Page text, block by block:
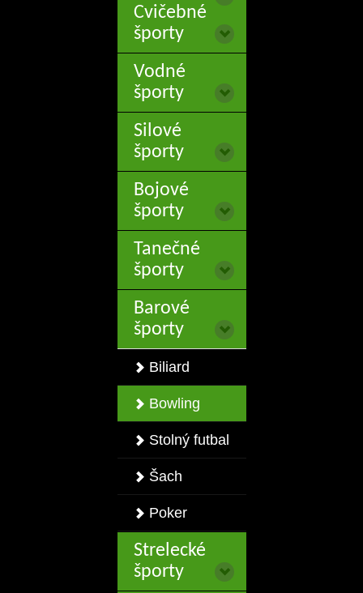
Cvičebné
športy
Vodné
športy
Silové
športy
Bojové
športy
Tanečné
športy
Barové
športy
Biliard
Bowling
Stolný futbal
Šach
Poker
Strelecké
športy